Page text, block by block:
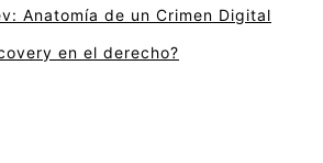
Anatomía de un Crimen Digital
en el derecho?